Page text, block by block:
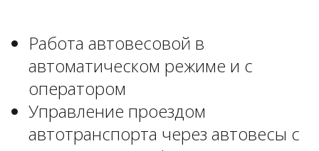
Работа автовесовой в
автоматическом режиме и с
оператором
Управление проездом
автотранспорта через автовесы с